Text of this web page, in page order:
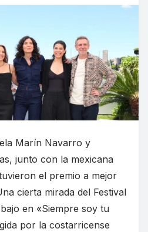
Marín Navarro y
junto con la mexicana
el premio a mejor
cierta mirada del Festival
en «Siempre soy tu
por la costarricense